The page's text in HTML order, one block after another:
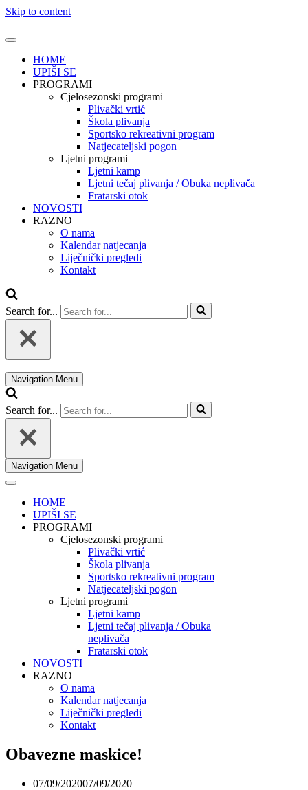
Skip to content
HOME
UPIŠI SE
PROGRAMI
Cjelosezonski programi
Plivački vrtić
Škola plivanja
Sportsko rekreativni program
Natjecateljski pogon
Ljetni programi
Ljetni kamp
Ljetni tečaj plivanja / Obuka neplivača
Fratarski otok
NOVOSTI
RAZNO
O nama
Kalendar natjecanja
Liječnički pregledi
Kontakt
Search for...
Navigation Menu
Search for...
Navigation Menu
HOME
UPIŠI SE
PROGRAMI
Cjelosezonski programi
Plivački vrtić
Škola plivanja
Sportsko rekreativni program
Natjecateljski pogon
Ljetni programi
Ljetni kamp
Ljetni tečaj plivanja / Obuka
neplivača
Fratarski otok
NOVOSTI
RAZNO
O nama
Kalendar natjecanja
Liječnički pregledi
Kontakt
Obavezne maskice!
07/09/202007/09/2020